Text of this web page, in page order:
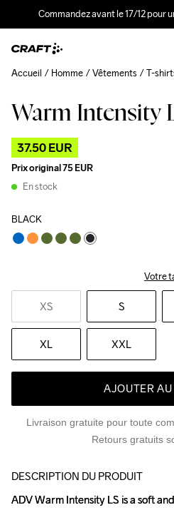
Commandez avant le 17/12 pour
Warm Intensity
37.50 EUR
Prix original75 EUR
En stock
BLACK
Votre
XS S
XL XXL
AJOUTER
Livraison gratuite pour toute
Retours gratuits
Accueil Homme Vêtements T-
Outlet
DESCRIPTION DU PRODUIT
ADV Warm Intensity LS is a soft
ADV Warm Intensity LS is a soft